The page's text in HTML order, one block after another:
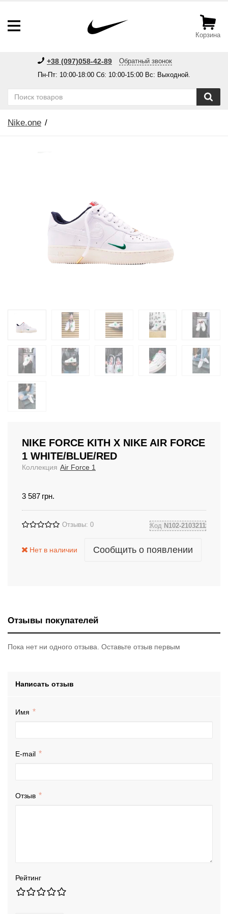
Корзина
+38 (097)058-42-89
Обратный звонок
Пн-Пт: 10:00-18:00 Сб: 10:00-15:00 Вс: Выходной.
Nike.one
NIKE FORCE KITH X NIKE AIR FORCE
1 WHITE/BLUE/RED
Коллекция Air Force 1
3 587 грн.
Отзывы: 0 Код N102-2103211
Нет в наличии Сообщить о появлении
Отзывы покупателей
Пока нет ни одного отзыва. Оставьте отзыв первым
Написать отзыв
Имя
E-mail
Отзыв
Рейтинг